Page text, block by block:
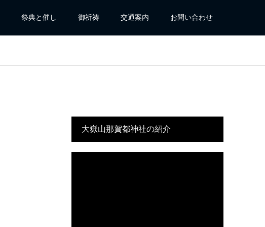
祭典と催し 御祈祷 交通案内 お問い合わせ
大嶽山那賀都神社の紹介